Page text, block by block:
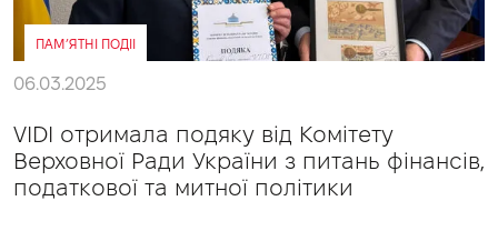
ПАМ’ЯТНІ ПОДІІ
06.03.2025
VIDI отримала подяку від Комітету
Верховної Ради України з питань фінансів,
податкової та митної політики